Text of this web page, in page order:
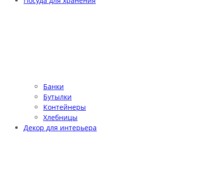
Банки
Бутылки
Контейнеры
Хлебницы
Декор для интерьера